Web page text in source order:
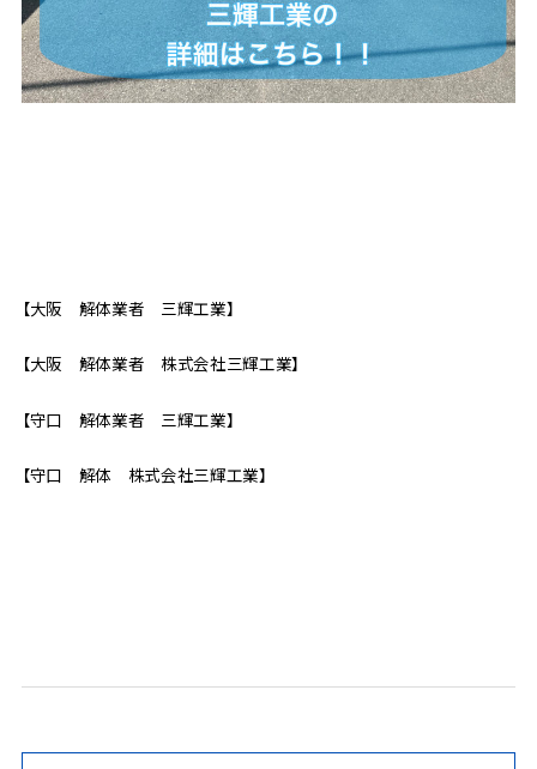
【大阪 解体業者 三輝工業】
【大阪 解体業者 株式会社三輝工業】
【守口 解体業者 三輝工業】
【守口 解体 株式会社三輝工業】